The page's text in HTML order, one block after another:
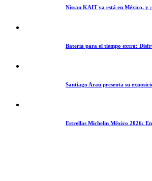
Nissan KAIT ya está en México, y
Batería para el tiempo extra:
Santiago Arau presenta su
Estrellas Michelin México 2026: